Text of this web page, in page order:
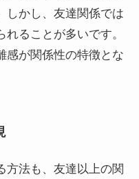
しかし、友達関係では
ることが多いです。
感が関係性の特徴とな
方法も、友達以上の関